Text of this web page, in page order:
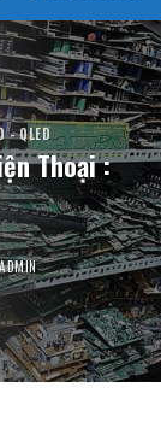
- QLED
Thoại :
ADMIN